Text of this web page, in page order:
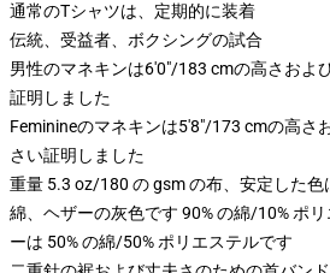
通常のTシャツは、定期的に装着
伝統、受益者、ボクシングの試合
男性のマネキンは6'0"/183 cmの高さおよ
証明しました
Feminineのマネキンは5'8"/173 cmの高さ
さい証明しました
重量 5.3 oz/180 の gsm の布、安定した色
綿、ヘザーの灰色です 90% の綿/10% ポ
ーは 50% の綿/50% ポリエステルです